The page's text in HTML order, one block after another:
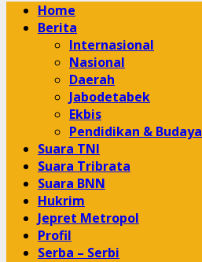
Primary
Menu
Home
Berita
Internasional
Nasional
Daerah
Jabodetabek
Ekbis
Pendidikan & Budaya
Suara TNI
Suara Tribrata
Suara BNN
Hukrim
Jepret Metropol
Profil
Serba – Serbi